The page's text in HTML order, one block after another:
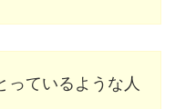
っているような人